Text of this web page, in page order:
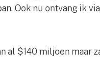
Ook nu ontvang ik
al $140 miljoen maar